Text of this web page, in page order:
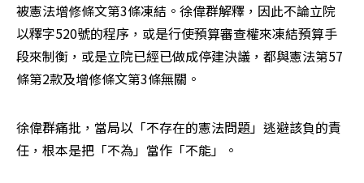
被憲法增修條文第3條凍結。徐偉群解釋，因此不論立院
以釋字520號的程序，或是行使預算審查權來凍結預算手
段來制衡，或是立院已經已做成停建決議，都與憲法第57
條第2款及增修條文第3條無關。
徐偉群痛批，當局以「不存在的憲法問題」逃避該負的責
任，根本是把「不為」當作「不能」。